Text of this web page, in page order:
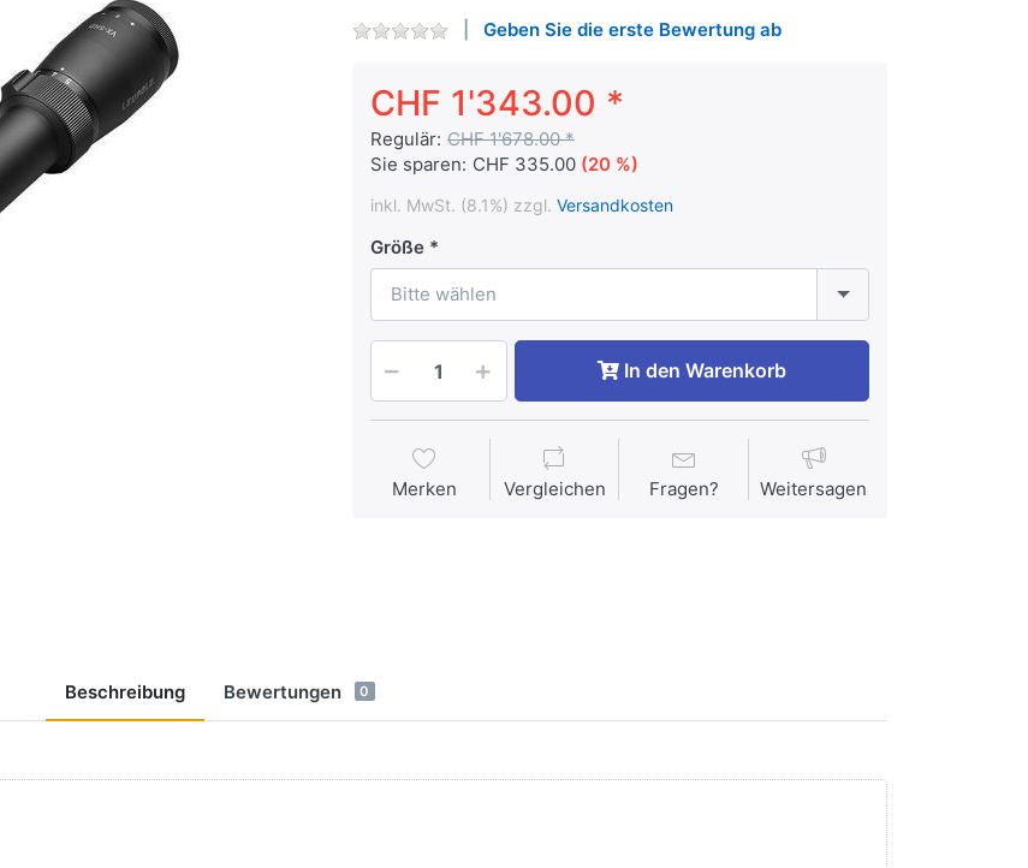
Geben Sie die erste Bewertung ab
CHF 1'343.00 *
Regulär: CHF 1'678.00 *
Sie sparen: CHF 335.00 (20 %)
inkl. MwSt. (8.1%) zzgl. Versandkosten
Größe
Bitte wählen
In den Warenkorb
Merken Vergleichen Fragen? Weitersagen
Beschreibung Bewertungen 0